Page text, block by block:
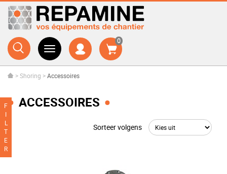
0
F
I
L
T
E
R
>Shoring >Accessoires
ACCESSOIRES
Sorteer volgens